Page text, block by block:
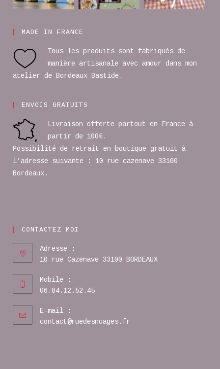
MADE IN FRANCE
Tous les produits sont fabriqués de
manière artisanale avec amour dans mon
atelier de Bordeaux Bastide.
ENVOIS GRATUITS
Livraison offerte partout en France à
partir de 100€.
Possibilité de retrait en boutique gratuit à
l’adresse suivante : 10 rue cazenave 33100
Bordeaux.
CONTACTEZ MOI
Adresse :
10 rue Cazenave 33100 BORDEAUX
Mobile :
06.84.12.52.45
E-mail :
contact@ruedesnuages.fr